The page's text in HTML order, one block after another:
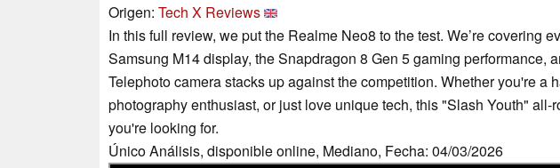
Origen: Tech X Reviews
In this full review, we put the Realme Neo8 to the test. We’re covering
Samsung M14 display, the Snapdragon 8 Gen 5 gaming performance,
Telephoto camera stacks up against the competition. Whether you're a
photography enthusiast, or just love unique tech, this "Slash Youth" all-
you're looking for.
Único Análisis, disponible online, Mediano, Fecha: 04/03/2026